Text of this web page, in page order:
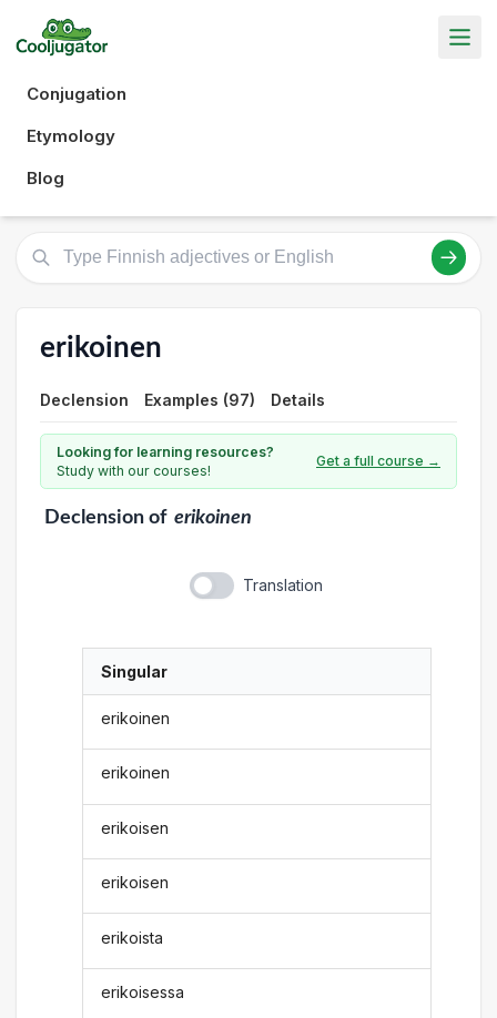
Conjugation
Etymology
Blog
erikoinen
Declension Examples (97) Details
Looking for learning resources?
Study with our courses!
Get a full course →
Declensionof erikoinen
Translation
Singular
erikoinen
erikoinen
erikoisen
erikoisen
erikoista
erikoisessa